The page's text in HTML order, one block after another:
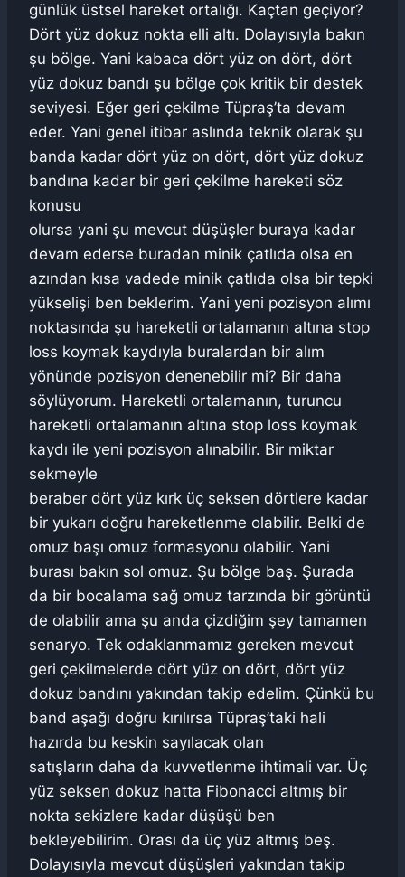
günlük üstsel hareket ortalığı. Kaçtan geçiyor?
Dört yüz dokuz nokta elli altı. Dolayısıyla bakın
şu bölge. Yani kabaca dört yüz on dört, dört
yüz dokuz bandı şu bölge çok kritik bir destek
seviyesi. Eğer geri çekilme Tüpraş’ta devam
eder. Yani genel itibar aslında teknik olarak şu
banda kadar dört yüz on dört, dört yüz dokuz
bandına kadar bir geri çekilme hareketi söz
konusu
olursa yani şu mevcut düşüşler buraya kadar
devam ederse buradan minik çatlıda olsa en
azından kısa vadede minik çatlıda olsa bir tepki
yükselişi ben beklerim. Yani yeni pozisyon alımı
noktasında şu hareketli ortalamanın altına stop
loss koymak kaydıyla buralardan bir alım
yönünde pozisyon denenebilir mi? Bir daha
söylüyorum. Hareketli ortalamanın, turuncu
hareketli ortalamanın altına stop loss koymak
kaydı ile yeni pozisyon alınabilir. Bir miktar
sekmeyle
beraber dört yüz kırk üç seksen dörtlere kadar
bir yukarı doğru hareketlenme olabilir. Belki de
omuz başı omuz formasyonu olabilir. Yani
burası bakın sol omuz. Şu bölge baş. Şurada
da bir bocalama sağ omuz tarzında bir görüntü
de olabilir ama şu anda çizdiğim şey tamamen
senaryo. Tek odaklanmamız gereken mevcut
geri çekilmelerde dört yüz on dört, dört yüz
dokuz bandını yakından takip edelim. Çünkü bu
band aşağı doğru kırılırsa Tüpraş’taki hali
hazırda bu keskin sayılacak olan
satışların daha da kuvvetlenme ihtimali var. Üç
yüz seksen dokuz hatta Fibonacci altmış bir
nokta sekizlere kadar düşüşü ben
bekleyebilirim. Orası da üç yüz altmış beş.
Dolayısıyla mevcut düşüşleri yakından takip